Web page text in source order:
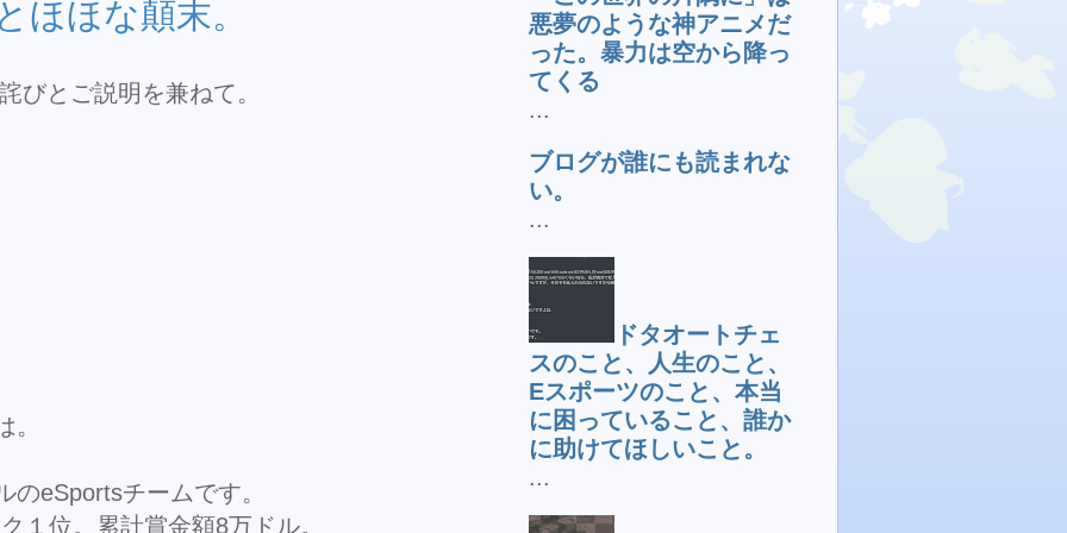
ほほな顛末。
びとご説明を兼ねて。
。
のeSportsチームです。
１位。累計賞金額8万ドル。
悪夢のような神アニメだ
った。暴力は空から降っ
てくる
...
ブログが誰にも読まれな
い。
...
ドタオートチェ
スのこと、人生のこと、
Eスポーツのこと、本当
に困っていること、誰か
に助けてほしいこと。
...